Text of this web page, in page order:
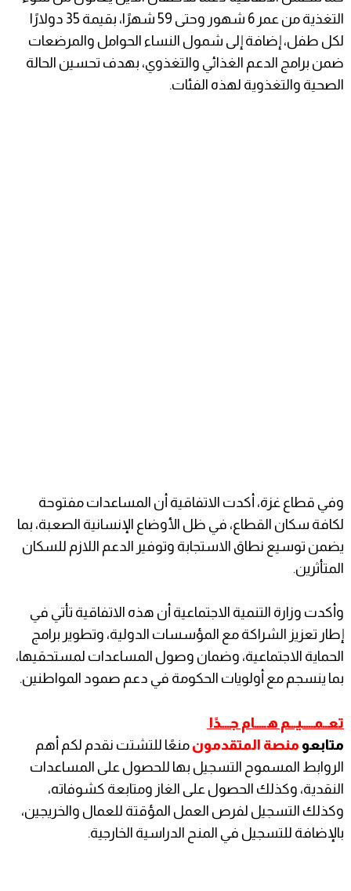
التغذية من عمر 6 شهور وحتى 59 شهرًا، بقيمة 35 دولارًا
لكل طفل، إضافة إلى شمول النساء الحوامل والمرضعات
ضمن برامج الدعم الغذائي والتغذوي، بهدف تحسين الحالة
الصحية والتغذوية لهذه الفئات.
وفي قطاع غزة، أكدت الاتفاقية أن المساعدات مفتوحة
لكافة سكان القطاع، في ظل الأوضاع الإنسانية الصعبة، بما
يضمن توسيع نطاق الاستجابة وتوفير الدعم اللازم للسكان
المتأثرين.
وأكدت وزارة التنمية الاجتماعية أن هذه الاتفاقية تأتي في
إطار تعزيز الشراكة مع المؤسسات الدولية، وتطوير برامج
الحماية الاجتماعية، وضمان وصول المساعدات لمستحقيها،
بما ينسجم مع أولويات الحكومة في دعم صمود المواطنين.
تعــمـــــيـــم هـــــام جــــدًا
متابعو منصة المتقدمون منعًا للتشتت نقدم لكم أهم
الروابط المسموح التسجيل بها للحصول على المساعدات
النقدية، وكذلك الحصول على الغاز ومتابعة كشوفاته،
وكذلك التسجيل لفرص العمل المؤقتة للعمال والخريجين،
بالإضافة للتسجيل في المنح الدراسية الخارجية.